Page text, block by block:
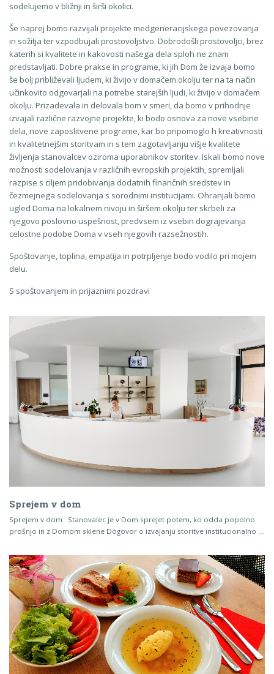
sodelujemo v bližnji in širši okolici.
Še naprej bomo razvijali projekte medgeneracijskega povezovanja
in sožitja ter vzpodbujali prostovoljstvo. Dobrodošli prostovoljci, brez
katerih si kvalitete in kakovosti našega dela sploh ne znam
predstavljati. Dobre prakse in programe, ki jih Dom že izvaja bomo
še bolj približevali ljudem, ki živijo v domačem okolju ter na ta način
učinkovito odgovarjali na potrebe starejših ljudi, ki živijo v domačem
okolju. Prizadevala in delovala bom v smeri, da bomo v prihodnje
izvajali različne razvojne projekte, ki bodo osnova za nove vsebine
dela, nove zaposlitvene programe, kar bo pripomoglo h kreativnosti
in kvalitetnejšim storitvam in s tem zagotavljanju višje kvalitete
življenja stanovalcev oziroma uporabnikov storitev. Iskali bomo nove
možnosti sodelovanja v različnih evropskih projektih, spremljali
razpise s ciljem pridobivanja dodatnih finančnih sredstev in
čezmejnega sodelovanja s sorodnimi institucijami. Ohranjali bomo
ugled Doma na lokalnem nivoju in širšem okolju ter skrbeli za
njegovo poslovno uspešnost, predvsem iz vsebin dograjevanja
celostne podobe Doma v vseh njegovih razsežnostih.
Spoštovanje, toplina, empatija in potrpljenje bodo vodilo pri mojem
delu.
S spoštovanjem in prijaznimi pozdravi
Sprejem v dom
Sprejem v dom Stanovalec je v Dom sprejet potem, ko odda popolno
prošnjo in z Domom sklene Dogovor o izvajanju storitve institucionalno …